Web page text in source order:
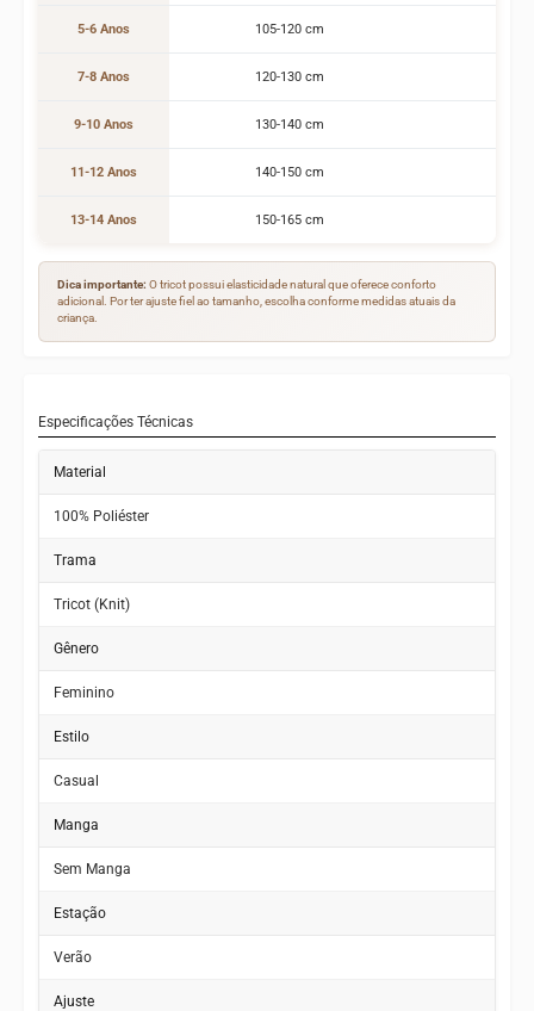
5-6 Anos 105-120 cm
7-8 Anos 120-130 cm
9-10 Anos 130-140 cm
11-12 Anos 140-150 cm
13-14 Anos 150-165 cm
Dica importante: O tricot possui elasticidade natural que oferece conforto
adicional. Por ter ajuste fiel ao tamanho, escolha conforme medidas atuais da
criança.
Especificações Técnicas
Material
100% Poliéster
Trama
Tricot (Knit)
Gênero
Feminino
Estilo
Casual
Manga
Sem Manga
Estação
Verão
Ajuste